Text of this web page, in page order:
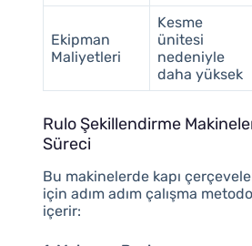
Ekipman
Maliyetleri
Kesme
ünitesi
nedeniyle
daha yüksek
Rulo Şekillendirme
Süreci
Bu makinelerde kapı
için adım adım çalışma
içerir: